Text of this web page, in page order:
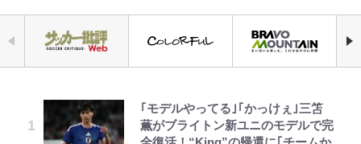
｢モデルやってる｣｢かっけぇ｣三笘
薫がブライトン新ユニのモデルで完
空の轍と大地の雲と 第1回
アユは「怒らせて掛ける」魚だっ
た！ ルアーを追わせて釣りあげる
「危ない」「やめて」第1子妊娠中
の田中みな実、ゴリゴリヒール着用
三代目魚武濱田成夫「すっごい勉強
ができない阿呆」が京都の名門美術
浅草は日本の心だゾ
公式-ヒロインが来る前に妊娠しま
した~詰んだはずの悪役令嬢です
『ちいかわ』ファンの記憶に残る
「恐怖キャラ」の戦慄シーン 小さ